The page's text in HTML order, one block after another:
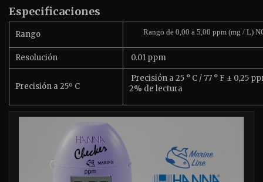
Especificaciones
Rango Rango de 0,00 a 5,00 ppm (mg / L)
Resolución 0.01 ppm
Precisión a 25º C
Precisión a 25 ° C / 77 ° F ± 0,25
2% de lectura